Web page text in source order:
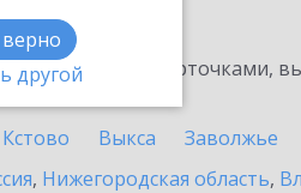
другой
карточками,
Кстово Выкса Заволжье
, Нижегородская область,